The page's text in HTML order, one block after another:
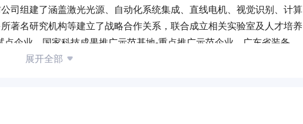
司组建了涵盖激光光源、自动化系统集成、直线电机、视觉识别、计算
著名研究机构等建立了战略合作关系，联合成立相关实验室及人才培养
企业、国家科技成果推广示范基地-重点推广示范企业、广东省装备制
被认定为***火炬计划项目。 员工福利：包含但不限于： 五险一金、员
展开全部